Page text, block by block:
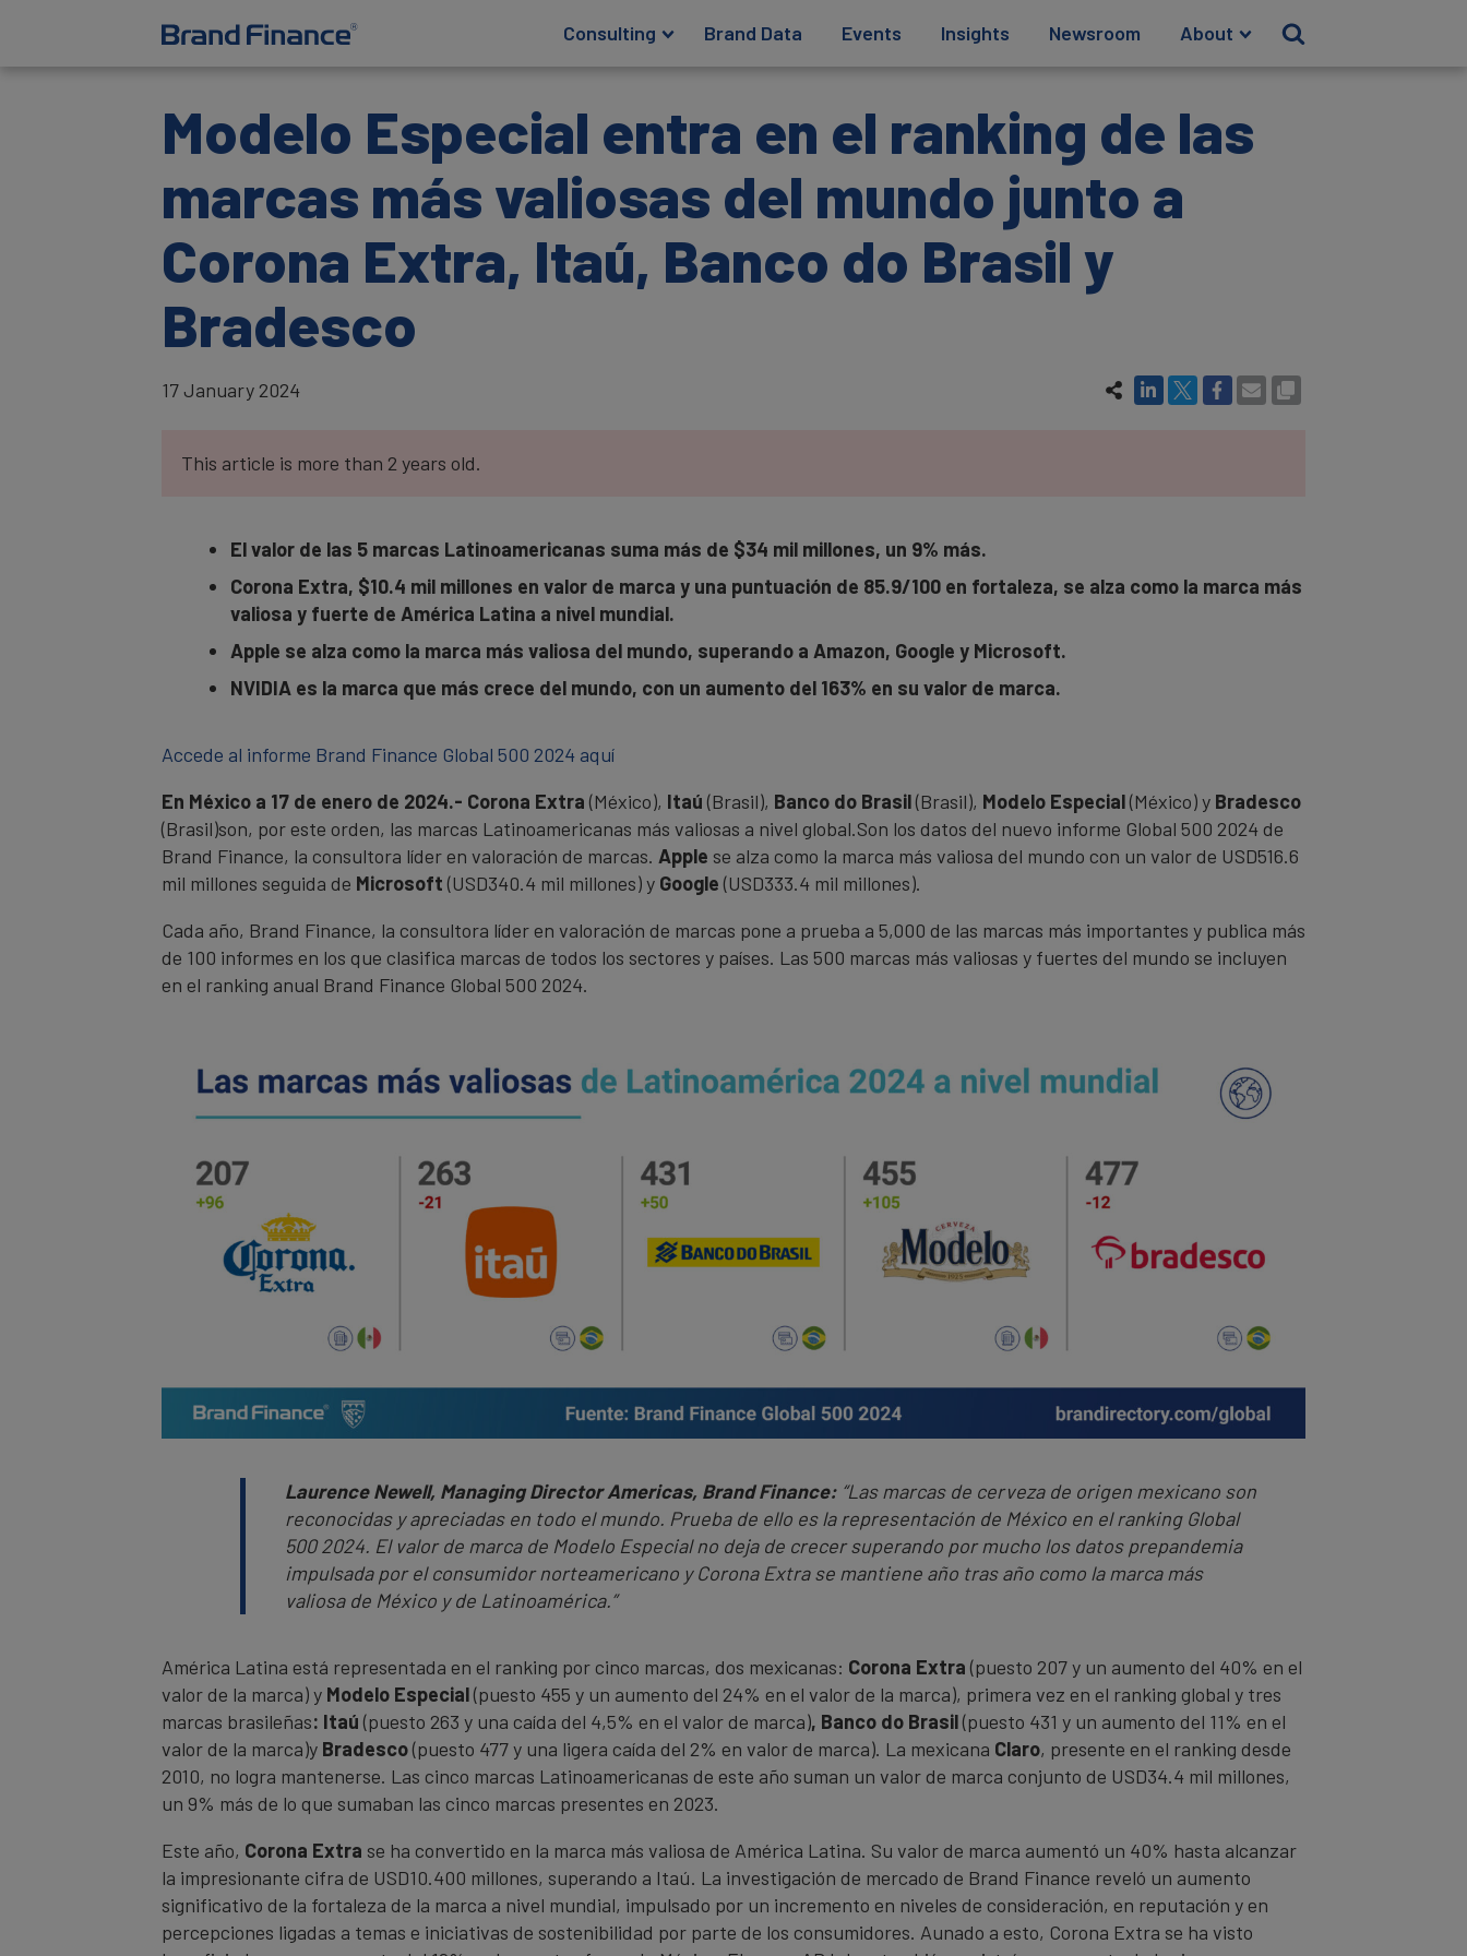
Consulting Brand Data Events Insights Newsroom About
Modelo Especial entra en el ranking de las
marcas más valiosas del mundo junto a
Corona Extra, Itaú, Banco do Brasil y
Bradesco
17 January 2024
This article is more than 2 years old.
El valor de las 5 marcas Latinoamericanas suma más de $34 mil millones, un 9% más.
Corona Extra, $10.4 mil millones en valor de marca y una puntuación de 85.9/100 en fortaleza, se alza como la marca más
valiosa y fuerte de América Latina a nivel mundial.
Apple se alza como la marca más valiosa del mundo, superando a Amazon, Google y Microsoft.
NVIDIA es la marca que más crece del mundo, con un aumento del 163% en su valor de marca.
Accede al informe Brand Finance Global 500 2024 aquí
En México a 17 de enero de 2024.- Corona Extra (México), Itaú (Brasil), Banco do Brasil(Brasil), Modelo Especial(México) y Bradesco
(Brasil)son, por este orden, las marcas Latinoamericanas más valiosas a nivel global.Son los datos del nuevo informe Global 500 2024 de
Brand Finance, la consultora líder en valoración de marcas. Apple se alza como la marca más valiosa del mundo con un valor de USD516.6
mil millones seguida de Microsoft (USD340.4 mil millones) y Google (USD333.4 mil millones).
Cada año, Brand Finance, la consultora líder en valoración de marcas pone a prueba a 5,000 de las marcas más importantes y publica más
de 100 informes en los que clasifica marcas de todos los sectores y países. Las 500 marcas más valiosas y fuertes del mundo se incluyen
en el ranking anual Brand Finance Global 500 2024.
Laurence Newell, Managing Director Americas, Brand Finance: “Las marcas de cerveza de origen mexicano son
reconocidas y apreciadas en todo el mundo. Prueba de ello es la representación de México en el ranking Global
500 2024. El valor de marca de Modelo Especial no deja de crecer superando por mucho los datos prepandemia
impulsada por el consumidor norteamericano y Corona Extra se mantiene año tras año como la marca más
valiosa de México y de Latinoamérica.”
América Latina está representada en el ranking por cinco marcas, dos mexicanas: Corona Extra (puesto 207 y un aumento del 40% en el
valor de la marca) y Modelo Especial(puesto 455 y un aumento del 24% en el valor de la marca), primera vez en el ranking global y tres
marcas brasileñas: Itaú (puesto 263 y una caída del 4,5% en el valor de marca), Banco do Brasil(puesto 431 y un aumento del 11% en el
valor de la marca)y Bradesco(puesto 477 y una ligera caída del 2% en valor de marca). La mexicana Claro, presente en el ranking desde
2010, no logra mantenerse. Las cinco marcas Latinoamericanas de este año suman un valor de marca conjunto de USD34.4 mil millones,
un 9% más de lo que sumaban las cinco marcas presentes en 2023.
Este año, Corona Extra se ha convertido en la marca más valiosa de América Latina. Su valor de marca aumentó un 40% hasta alcanzar
la impresionante cifra de USD10.400 millones, superando a Itaú. La investigación de mercado de Brand Finance reveló un aumento
significativo de la fortaleza de la marca a nivel mundial, impulsado por un incremento en niveles de consideración, en reputación y en
percepciones ligadas a temas e iniciativas de sostenibilidad por parte de los consumidores. Aunado a esto, Corona Extra se ha visto